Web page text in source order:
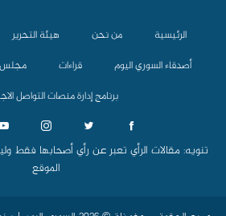
الرئيسية من نحن هيئة التحرير
أصدقاء السوري اليوم
قراءات مجلس
برنامج إدارة منصات التواصل
تنويه: مقالات الرأي تعبر عن رأي أصحابها فقط
الموقع